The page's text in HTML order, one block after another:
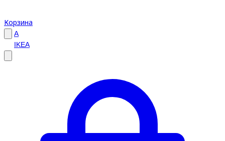
Корзина
A
IKEA